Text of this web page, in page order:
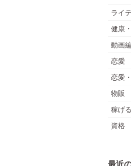
ライ
健康
動画
恋愛
恋愛
物販
稼げ
資格